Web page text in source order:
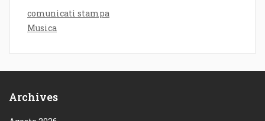
comunicati stampa
Musica
Archives